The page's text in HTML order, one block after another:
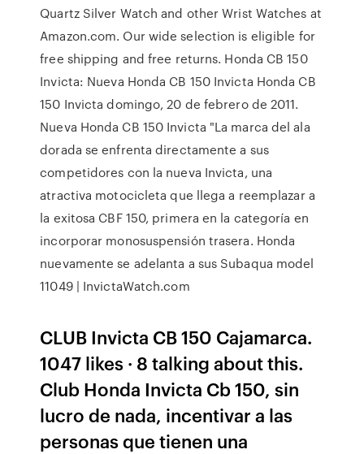
Quartz Silver Watch and other Wrist Watches at
Amazon.com. Our wide selection is eligible for
free shipping and free returns. Honda CB 150
Invicta: Nueva Honda CB 150 Invicta Honda CB
150 Invicta domingo, 20 de febrero de 2011.
Nueva Honda CB 150 Invicta "La marca del ala
dorada se enfrenta directamente a sus
competidores con la nueva Invicta, una
atractiva motocicleta que llega a reemplazar a
la exitosa CBF 150, primera en la categoría en
incorporar monosuspensión trasera. Honda
nuevamente se adelanta a sus Subaqua model
11049 | InvictaWatch.com
CLUB Invicta CB 150 Cajamarca.
1047 likes · 8 talking about this.
Club Honda Invicta Cb 150, sin
lucro de nada, incentivar a las
personas que tienen una